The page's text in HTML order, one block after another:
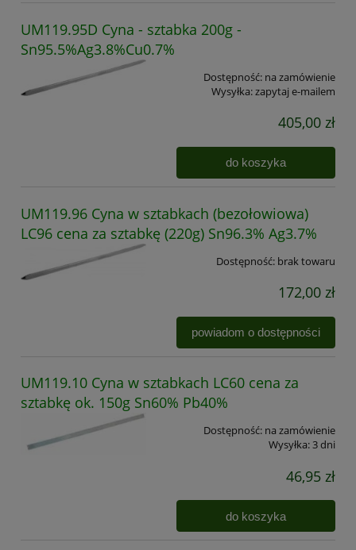
UM119.95D Cyna - sztabka 200g -
Sn95.5%Ag3.8%Cu0.7%
Dostępność: na zamówienie
Wysyłka:zapytaj e-mailem
405,00 zł
do koszyka
UM119.96 Cyna w sztabkach (bezołowiowa)
LC96 cena za sztabkę (220g) Sn96.3% Ag3.7%
Dostępność: brak towaru
172,00 zł
powiadom o dostępności
UM119.10 Cyna w sztabkach LC60 cena za
sztabkę ok. 150g Sn60% Pb40%
Dostępność: na zamówienie
Wysyłka:3 dni
46,95 zł
do koszyka